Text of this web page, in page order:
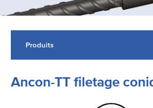
Produits
Ancon-TT filetage